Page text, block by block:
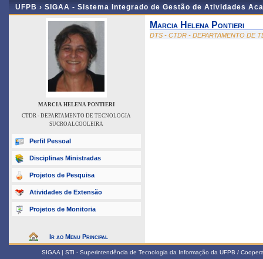
UFPB › SIGAA - Sistema Integrado de Gestão de Atividades
MARCIA HELENA PONTIERI
CTDR - DEPARTAMENTO DE TECNOLOGIA
SUCROALCOOLEIRA
Perfil Pessoal
Disciplinas Ministradas
Projetos de Pesquisa
Atividades de Extensão
Projetos de Monitoria
Ir ao Menu Principal
Marcia Helena Pontieri
DTS - CTDR - DEPARTAMENTO DE
SIGAA | STI - Superintendência de Tecnologia da Informação da UFPB /